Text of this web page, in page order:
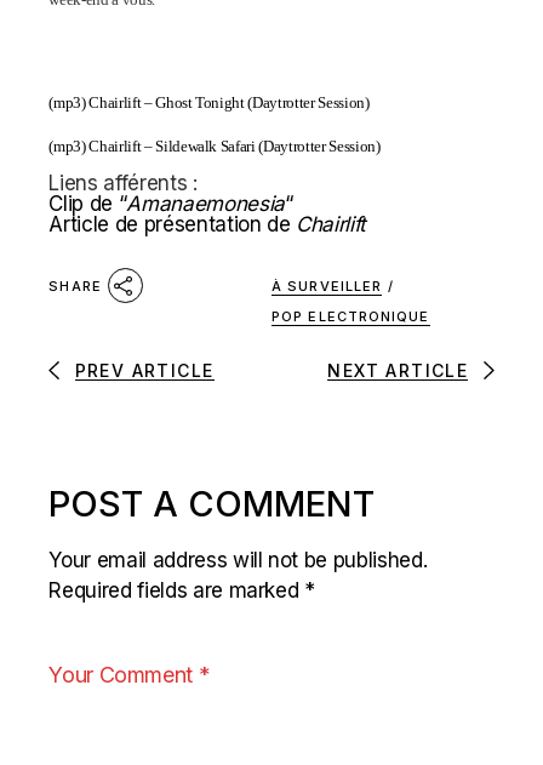
(mp3)Chairlift – Ghost Tonight (Daytrotter Session)
(mp3)Chairlift – Sildewalk Safari (Daytrotter Session)
Liens afférents :
Clip de “Amanaemonesia“
Article de présentation de Chairlift
SHARE À SURVEILLER /
POP ELECTRONIQUE
PREV ARTICLE NEXT ARTICLE
POST A COMMENT
Your email address will not be published.
Required fields are marked *